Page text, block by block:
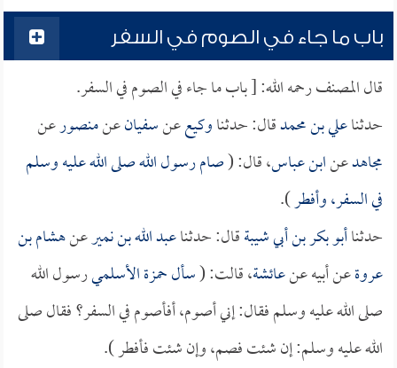
باب ما جاء في الصوم في السفر
قال المصنف رحمه الله: [ باب ما جاء في الصوم في السفر.
حدثناعلي بن محمدقال: حدثناوكيععنسفيانعنمنصورعن
مجاهدعنابن عباس، قال: (صام رسول الله صلى الله عليه وسلم
في السفر، وأفطر).
حدثناأبو بكر بن أبي شيبةقال: حدثناعبد الله بن نميرعنهشام بن
عروةعن أبيه عنعائشة، قالت: (سألحمزة الأسلميرسول الله
صلى الله عليه وسلم فقال: إني أصوم، أفأصوم في السفر؟ فقال صلى
الله عليه وسلم: إن شئت فصم، وإن شئت فأفطر ).